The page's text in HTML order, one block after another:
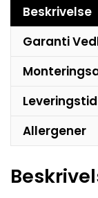
Beskrivelse
Garanti
Leveringstid
Allergener